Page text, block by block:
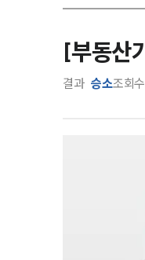
[부동산
결과 승소조회수